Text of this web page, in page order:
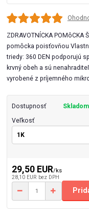
ZDRAVOTNÍCKA POMôCKA
pomôcka poisťovňou
triedy: 360 DEN podporujú
krvný obeh a sú
vyrobené z príjemného
Dostupnosť
Veľkosť
29,50 EUR/ks
28,10 EUR bez DPH